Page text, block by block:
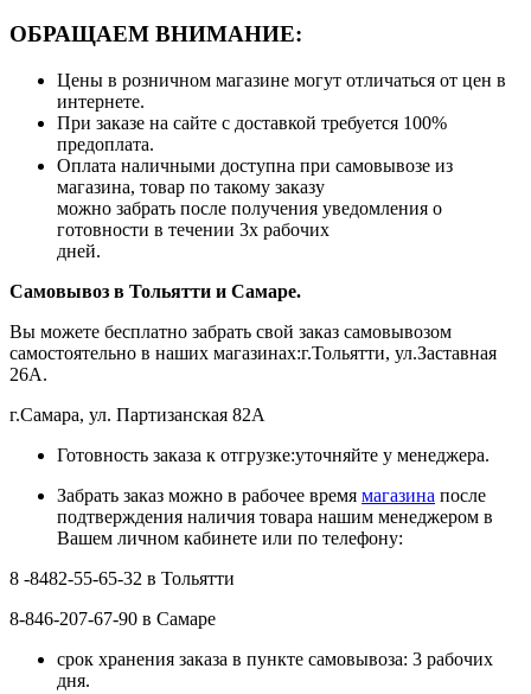
ОБРАЩАЕМ ВНИМАНИЕ:
Цены в розничном магазине могут отличаться от цен в
интернете.
При заказе на сайте с доставкой требуется 100%
предоплата.
Оплата наличными доступна при самовывозе из
магазина, товар по такому заказу
можно забрать после получения уведомления о
готовности в течении 3х рабочих
дней.
Самовывоз в Тольятти и Самаре.
Вы можете бесплатно забрать свой заказ самовывозом
самостоятельно в наших магазинах:г.Тольятти, ул.Заставная
26А.
г.Самара, ул. Партизанская 82А
Готовность заказа к отгрузке:уточняйте у менеджера.
Забрать заказ можно в рабочее время магазина после
подтверждения наличия товара нашим менеджером в
Вашем личном кабинете или по телефону:
8 -8482-55-65-32 в Тольятти
8-846-207-67-90 в Самаре
срок хранения заказа в пункте самовывоза: 3 рабочих
дня.